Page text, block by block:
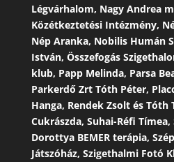
Légvárhalom, Nagy Andrea
Közétkeztetési Intézmény,
Nép Aranka, Nobilis Humán
István, Összefogás
klub, Papp Melinda, Parsa
Parkerdő Zrt Tóth Péter,
Hanga, Rendek Zsolt és Tóth
Cukrászda, Suhai-Réfi
Dorottya BEMER terápia,
Játszóház, Szigethalmi Fotó